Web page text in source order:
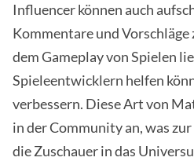
Influencer können auch
Kommentare und Vorschläge
dem Gameplay von Spielen
Spieleentwicklern helfen
verbessern. Diese Art von
in der Community an, was
die Zuschauer in das